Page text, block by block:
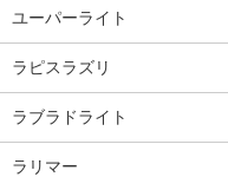
ユーパーライト
ラピスラズリ
ラブラドライト
ラリマー